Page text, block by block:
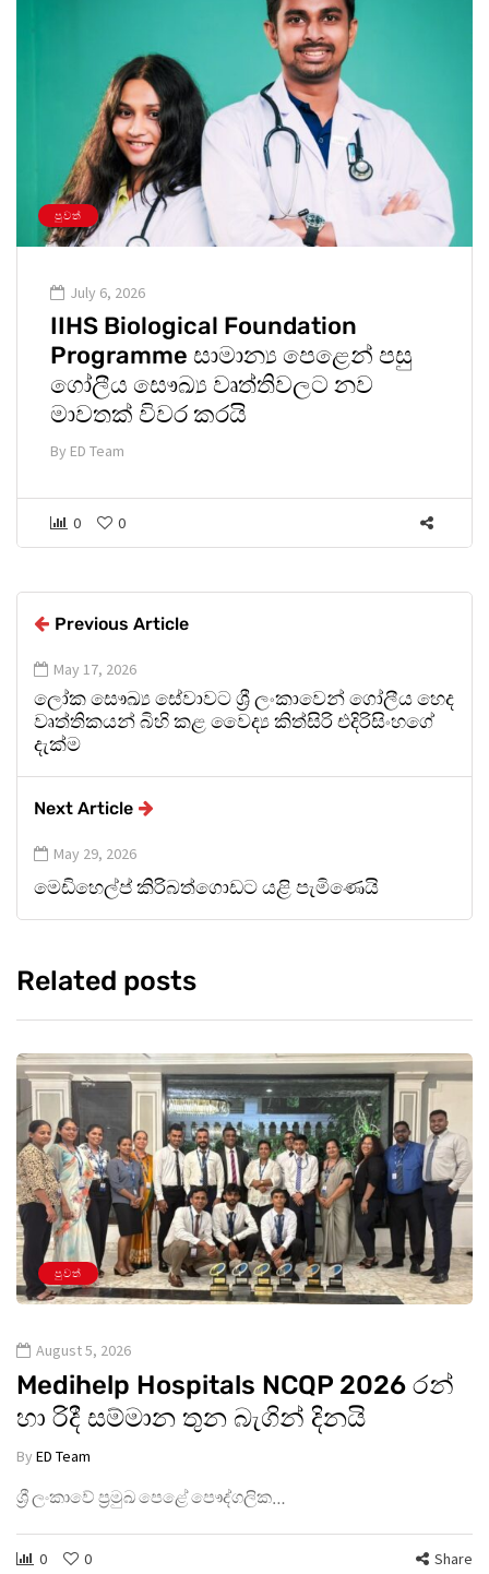
පුවත්
July 6, 2026
IIHS Biological Foundation
Programme සාමාන්‍ය පෙළෙන් පසු
ගෝලීය සෞඛ්‍ය වෘත්තිවලට නව
මාවතක් විවර කරයි
By ED Team
0 0
Previous Article
May 17, 2026
ලෝක සෞඛ්‍ය සේවාවට ශ්‍රී ලංකාවෙන් ගෝලීය හෙද
වෘත්තිකයන් බිහි කළ වෛද්‍ය කිත්සිරි එදිරිසිංහගේ
දැක්ම
Next Article
May 29, 2026
මෙඩිහෙල්ප් කිරිබත්ගොඩට යළි පැමිණෙයි
Related posts
පුවත්
August 5, 2026
Medihelp Hospitals NCQP 2026 රන්
හා රිදී සම්මාන තුන බැගින් දිනයි
By ED Team
ශ්‍රී ලංකාවේ ප්‍රමුඛ පෙළේ පෞද්ගලික…
0 0 Share